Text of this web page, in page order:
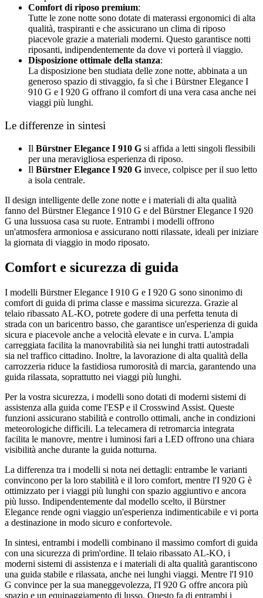
Comfort di riposo premium:
Tutte le zone notte sono dotate di materassi ergonomici di alta
qualità, traspiranti e che assicurano un clima di riposo
piacevole grazie a materiali moderni. Questo garantisce notti
riposanti, indipendentemente da dove vi porterà il viaggio.
Disposizione ottimale della stanza:
La disposizione ben studiata delle zone notte, abbinata a un
generoso spazio di stivaggio, fa sì che i Bürstner Elegance I
910 G e I 920 G offrano il comfort di una vera casa anche nei
viaggi più lunghi.
Le differenze in sintesi
Il Bürstner Elegance I 910 G si affida a letti singoli flessibili
per una meravigliosa esperienza di riposo.
Il Bürstner Elegance I 920 G invece, colpisce per il suo letto
a isola centrale.
Il design intelligente delle zone notte e i materiali di alta qualità
fanno del Bürstner Elegance I 910 G e del Bürstner Elegance I 920
G una lussuosa casa su ruote. Entrambi i modelli offrono
un'atmosfera armoniosa e assicurano notti rilassate, ideali per iniziare
la giornata di viaggio in modo riposato.
Comfort e sicurezza di guida
I modelli Bürstner Elegance I 910 G e I 920 G sono sinonimo di
comfort di guida di prima classe e massima sicurezza. Grazie al
telaio ribassato AL-KO, potrete godere di una perfetta tenuta di
strada con un baricentro basso, che garantisce un'esperienza di guida
sicura e piacevole anche a velocità elevate e in curva. L'ampia
carreggiata facilita la manovrabilità sia nei lunghi tratti autostradali
sia nel traffico cittadino. Inoltre, la lavorazione di alta qualità della
carrozzeria riduce la fastidiosa rumorosità di marcia, garantendo una
guida rilassata, soprattutto nei viaggi più lunghi.
Per la vostra sicurezza, i modelli sono dotati di moderni sistemi di
assistenza alla guida come l'ESP e il Crosswind Assist. Queste
funzioni assicurano stabilità e controllo ottimali, anche in condizioni
meteorologiche difficili. La telecamera di retromarcia integrata
facilita le manovre, mentre i luminosi fari a LED offrono una chiara
visibilità anche durante la guida notturna.
La differenza tra i modelli si nota nei dettagli: entrambe le varianti
convincono per la loro stabilità e il loro comfort, mentre l'I 920 G è
ottimizzato per i viaggi più lunghi con spazio aggiuntivo e ancora
più lusso. Indipendentemente dal modello scelto, il Bürstner
Elegance rende ogni viaggio un'esperienza indimenticabile e vi porta
a destinazione in modo sicuro e confortevole.
In sintesi, entrambi i modelli combinano il massimo comfort di guida
con una sicurezza di prim'ordine. Il telaio ribassato AL-KO, i
moderni sistemi di assistenza e i materiali di alta qualità garantiscono
una guida stabile e rilassata, anche nei lunghi viaggi. Mentre l'I 910
G convince per la sua maneggevolezza, l'I 920 G offre ancora più
spazio e un equipaggiamento di lusso. Questo fa di entrambi i